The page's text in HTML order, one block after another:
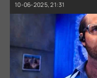
10-06-2025, 21:31